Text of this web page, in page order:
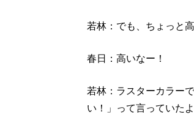
若林：でも、ちょっと
春日：高いなー！
若林：ラスターカラー
い！」って言っていた